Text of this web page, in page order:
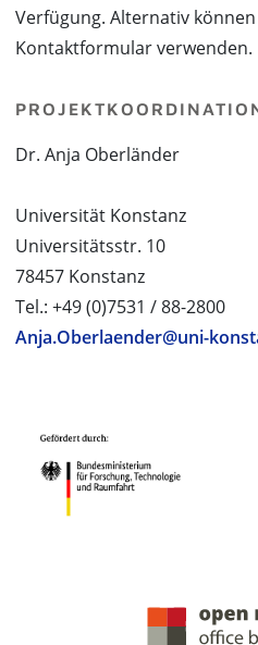
Verfügung. Alternativ
Kontaktformular verwenden.
Dr. Anja Oberländer
Universität Konstanz
Universitätsstr. 10
78457 Konstanz
Tel.: +49 (0)7531 / 88-2800
Anja.Oberlaender@uni-